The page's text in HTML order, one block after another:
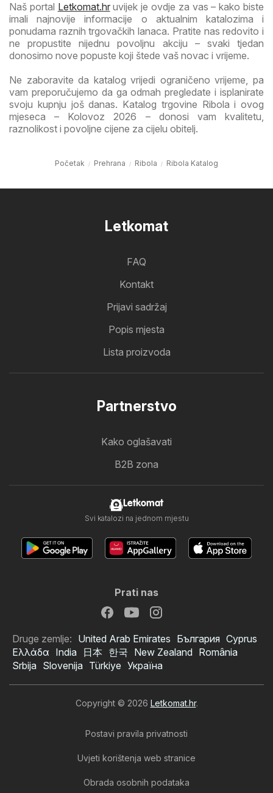
Ribola katalog
Naš portal Letkomat.hruvijek je ovdje za vas – kako biste
imali najnovije informacije o aktualnim katalozima i
ponudama raznih trgovačkih lanaca. Pratite nas redovito i
ne propustite nijednu povoljnu akciju – svaki tjedan
donosimo nove popuste koji štede vaš novac i vrijeme.
Ne zaboravite da katalog vrijedi ograničeno vrijeme, pa
vam preporučujemo da ga odmah pregledate i isplanirate
svoju kupnju još danas. Katalog trgovine Ribola i ovog
mjeseca – Kolovoz 2026 – donosi vam kvalitetu,
raznolikost i povoljne cijene za cijelu obitelj.
Početak Prehrana Ribola Ribola Katalog
Letkomat
FAQ
Kontakt
Prijavi sadržaj
Popis mjesta
Lista proizvoda
Partnerstvo
Kako oglašavati
B2B zona
Letkomat
Svi katalozi na jednom mjestu
Prati nas
Druge zemlje: United Arab Emirates България Cyprus
Ελλάδα India 日本 한국 New Zealand România
Srbija Slovenija Türkiye Україна
Copyright © 2026 Letkomat.hr.
Postavi pravila privatnosti
Uvjeti korištenja web stranice
Obrada osobnih podataka